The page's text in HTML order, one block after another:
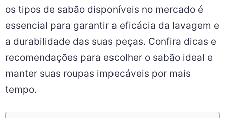
os tipos de sabão disponíveis no mercado é
essencial para garantir a eficácia da lavagem e
a durabilidade das suas peças. Confira dicas e
recomendações para escolher o sabão ideal e
manter suas roupas impecáveis por mais
tempo.